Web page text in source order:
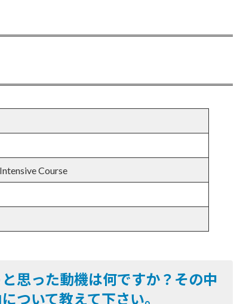
Course
思った動機は何ですか？その中
ついて教えて下さい。